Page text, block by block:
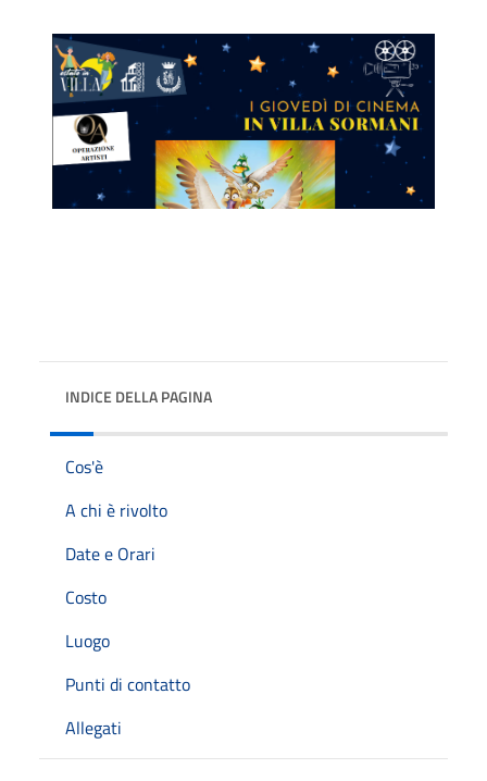
INDICE DELLA PAGINA
Cos'è
A chi è rivolto
Date e Orari
Costo
Luogo
Punti di contatto
Allegati